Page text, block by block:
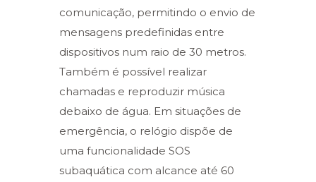
comunicação, permitindo o envio de
mensagens predefinidas entre
dispositivos num raio de 30 metros.
Também é possível realizar
chamadas e reproduzir música
debaixo de água. Em situações de
emergência, o relógio dispõe de
uma funcionalidade SOS
subaquática com alcance até 60